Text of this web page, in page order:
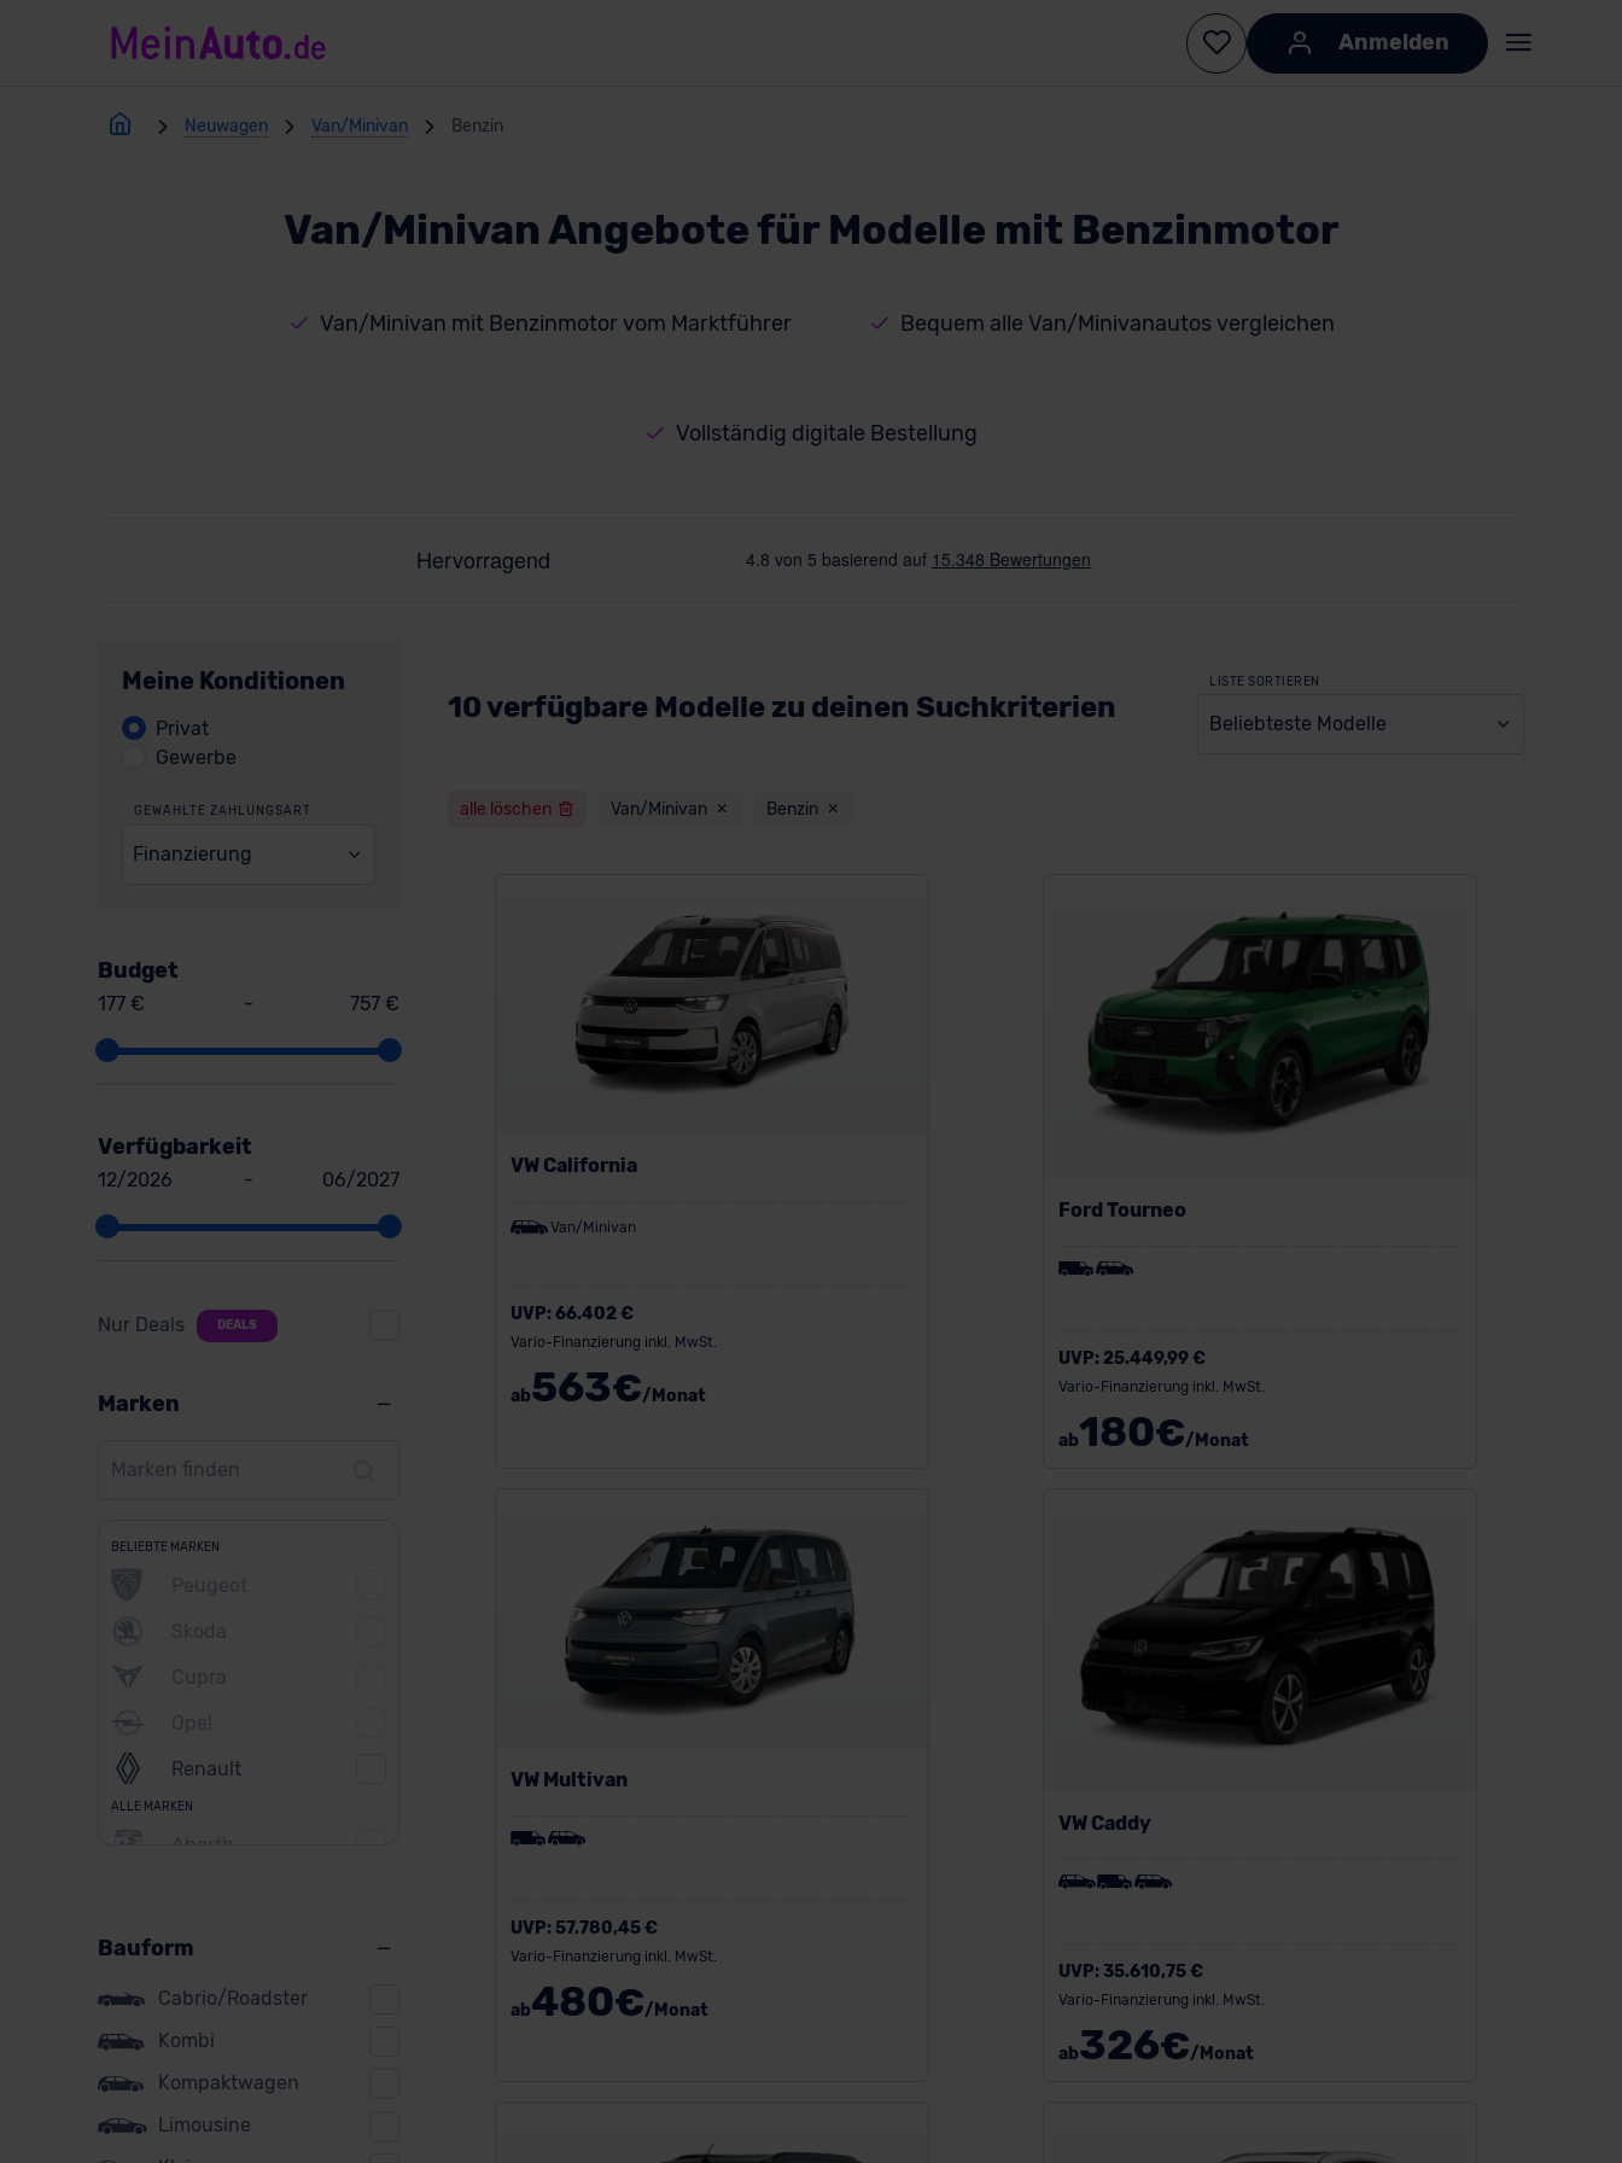
Anmelden
Neuwagen Van/Minivan Benzin
Van/Minivan Angebote für Modelle mit Benzinmotor
Van/Minivan mit Benzinmotor vom Marktführer Bequem alle Van/Minivanautos vergleichen
Vollständig digitale Bestellung
Meine Konditionen
Privat
Gewerbe
GEWÄHLTE ZAHLUNGSART
Finanzierung
Budget
177 € - 757 €
Verfügbarkeit
12/2026 - 06/2027
Nur Deals DEALS
Marken
BELIEBTE MARKEN
Peugeot
Skoda
Cupra
Opel
Renault
ALLE MARKEN
Abarth
BMW
BYD
Citroen
Bauform
Cabrio/Roadster
Kombi
Kompaktwagen
Limousine
10 verfügbare Modelle zu deinen Suchkriterien
LISTE SORTIEREN
Beliebteste Modelle
alle löschen Van/Minivan Benzin
VW California
Van/Minivan
UVP: 66.402 €
Vario-Finanzierung inkl. MwSt.
ab563€/Monat
Ford Tourneo
UVP:25.449,99 €
Vario-Finanzierung inkl. MwSt.
ab180€/Monat
VW Multivan
UVP: 57.780,45 €
Vario-Finanzierung inkl. MwSt.
ab480€/Monat
VW Caddy
UVP:35.610,75 €
Vario-Finanzierung inkl. MwSt.
ab326€/Monat